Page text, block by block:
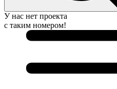
У нас нет проекта
с таким номером!